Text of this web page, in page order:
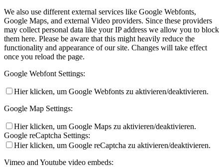
We also use different external services like Google Webfonts,
Google Maps, and external Video providers. Since these providers
may collect personal data like your IP address we allow you to block
them here. Please be aware that this might heavily reduce the
functionality and appearance of our site. Changes will take effect
once you reload the page.
Google Webfont Settings:
Hier klicken, um Google Webfonts zu aktivieren/deaktivieren.
Google Map Settings:
Hier klicken, um Google Maps zu aktivieren/deaktivieren.
Google reCaptcha Settings:
Hier klicken, um Google reCaptcha zu aktivieren/deaktivieren.
Vimeo and Youtube video embeds: